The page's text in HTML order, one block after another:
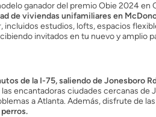
ganador del premio Obie 2024 en
de viviendas unifamiliares en
incluidos estudios, lofts, espacios
invitados en tu nuevo y amplio
de la I-75, saliendo de Jonesboro
encantadoras ciudades cercanas
a Atlanta. Además, disfrute de las